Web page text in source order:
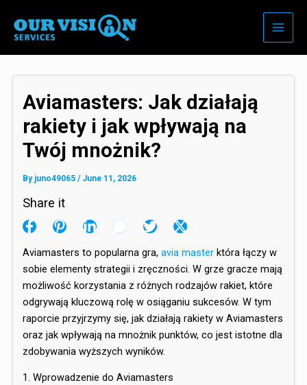
content
Aviamasters: Jak działają
rakiety i jak wpływają na
Twój mnożnik?
By juno49065/ June 11, 2026
Share it
Aviamasters to popularna gra,avia master która łączy w
sobie elementy strategii i zręczności. W grze gracze mają
możliwość korzystania z różnych rodzajów rakiet, które
odgrywają kluczową rolę w osiąganiu sukcesów. W tym
raporcie przyjrzymy się, jak działają rakiety w Aviamasters
oraz jak wpływają na mnożnik punktów, co jest istotne dla
zdobywania wyższych wyników.
1. Wprowadzenie do Aviamasters